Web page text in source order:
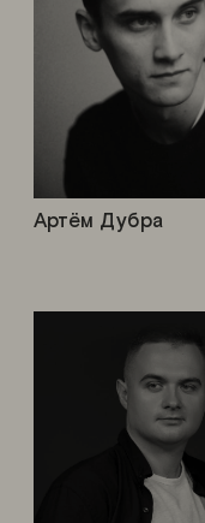
Артём Дубра